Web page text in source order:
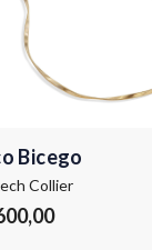
Bicego
Collier